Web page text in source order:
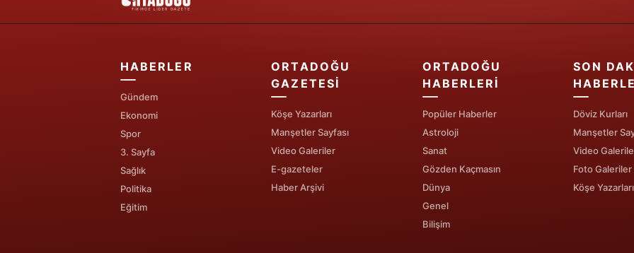
Tekirdağ
Trabzon
Tunceli
Şanlıurfa
HABERLER
Gündem
Ekonomi
Spor
3. Sayfa
Sağlık
Politika
Eğitim
ORTADOĞU
GAZETESI
Köşe Yazarları
Manşetler Sayfası
Video Galeriler
E-gazeteler
Haber Arşivi
ORTADOĞU
HABERLERI
Popüler Haberler
Astroloji
Sanat
Gözden Kaçmasın
Dünya
Genel
Bilişim
SON
Döviz Kurları
Manşetler
Video
Foto Galeriler
Köşe Yazarları